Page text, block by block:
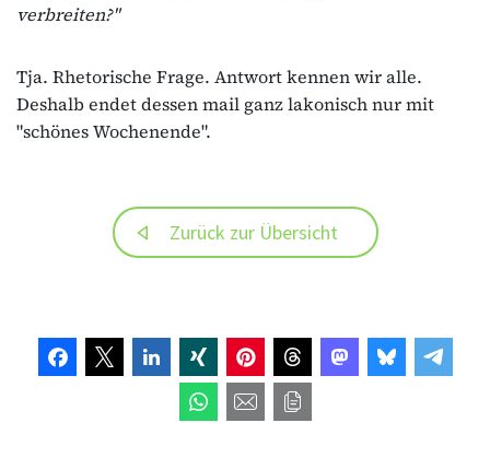
verbreiten?"
Tja. Rhetorische Frage. Antwort kennen wir alle.
Deshalb endet dessen mail ganz lakonisch nur mit
"schönes Wochenende".
Zurück zur Übersicht